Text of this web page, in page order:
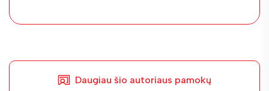
Daugiau šio autoriaus pamokų